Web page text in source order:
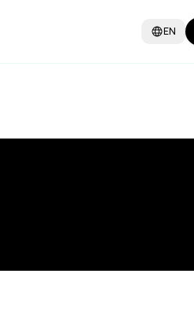
EN